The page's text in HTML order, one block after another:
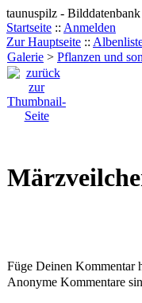
taunuspilz - Bilddatenbank
Startseite :: Anmelden
Zur Hauptseite ::
Galerie > Pflanzen und
Füge Deinen Kommentar
Anonyme Kommentare